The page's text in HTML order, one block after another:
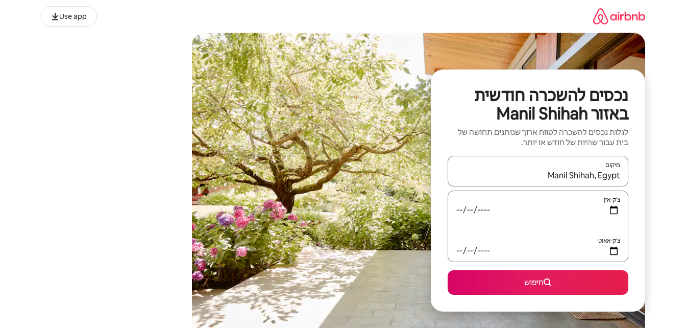
Use app
נכסים להשכרה חודשית
באזור Manil Shihah
לגלות נכסים להשכרה לטווח ארוך שנותנים תחושה של
בית עבור שהיות של חודש או יותר.
מיקום
כאשר התוצאות יהיו זמינות, יש לנווט עם מקשי החיצים למעלה ולמטה או לעיין בעזרת תנועות מגע או החלקה.
צ'ק-אין
צ'ק-אאוט
חיפוש